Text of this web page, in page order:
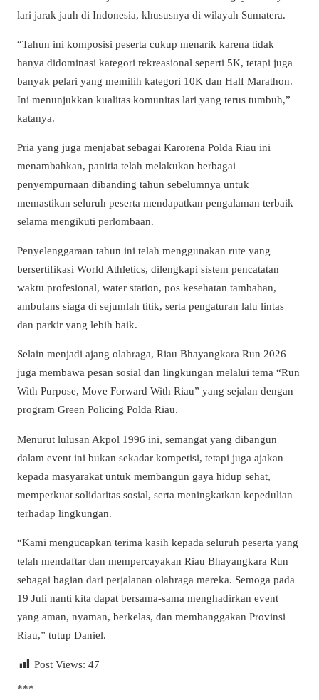
lari jarak jauh di Indonesia, khususnya di wilayah Sumatera.
“Tahun ini komposisi peserta cukup menarik karena tidak
hanya didominasi kategori rekreasional seperti 5K, tetapi juga
banyak pelari yang memilih kategori 10K dan Half Marathon.
Ini menunjukkan kualitas komunitas lari yang terus tumbuh,”
katanya.
Pria yang juga menjabat sebagai Karorena Polda Riau ini
menambahkan, panitia telah melakukan berbagai
penyempurnaan dibanding tahun sebelumnya untuk
memastikan seluruh peserta mendapatkan pengalaman terbaik
selama mengikuti perlombaan.
Penyelenggaraan tahun ini telah menggunakan rute yang
bersertifikasi World Athletics, dilengkapi sistem pencatatan
waktu profesional, water station, pos kesehatan tambahan,
ambulans siaga di sejumlah titik, serta pengaturan lalu lintas
dan parkir yang lebih baik.
Selain menjadi ajang olahraga, Riau Bhayangkara Run 2026
juga membawa pesan sosial dan lingkungan melalui tema “Run
With Purpose, Move Forward With Riau” yang sejalan dengan
program Green Policing Polda Riau.
Menurut lulusan Akpol 1996 ini, semangat yang dibangun
dalam event ini bukan sekadar kompetisi, tetapi juga ajakan
kepada masyarakat untuk membangun gaya hidup sehat,
memperkuat solidaritas sosial, serta meningkatkan kepedulian
terhadap lingkungan.
“Kami mengucapkan terima kasih kepada seluruh peserta yang
telah mendaftar dan mempercayakan Riau Bhayangkara Run
sebagai bagian dari perjalanan olahraga mereka. Semoga pada
19 Juli nanti kita dapat bersama-sama menghadirkan event
yang aman, nyaman, berkelas, dan membanggakan Provinsi
Riau,” tutup Daniel.
Post Views: 47
***